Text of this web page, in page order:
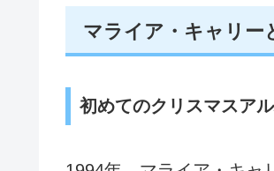
マライア・キャリー
初めてのクリスマスア